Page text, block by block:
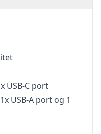
USB-C port
USB-A port og 1